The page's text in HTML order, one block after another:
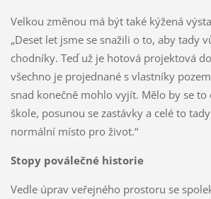
Velkou změnou má být také kýžená
„Deset let jsme se snažili o to, aby tady
chodníky. Teď už je hotová projektová
všechno je projednané s vlastníky
snad konečně mohlo vyjít. Mělo by se
škole, posunou se zastávky a celé to
normální místo pro život.“
Stopy poválečné historie
Vedle úprav veřejného prostoru se